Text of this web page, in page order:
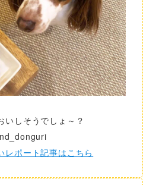
いしそうでしょ～？
レポート記事はこちら